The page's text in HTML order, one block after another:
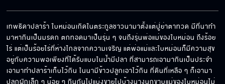
เทพธิดาปลาร้า ใบหม่อนเกิดในตระกูลชาวนามาตั้งแต่ปู่ย่าตาทวด มีที่นาทำ
มาหากินเป็นมรดก ตกทอดมาเป็นรุ่น ๆ จนถึงรุ่นพ่อแม่ของใบหม่อน ถึงร้อย
ไร่ แต่เป็นร้อยไร่ที่ห่างไกลจากความเจริญ แต่พ่อแม่และใบหม่อนก็มีความสุข
อยู่กับความพอเพียงที่ได้รับแบบในน้ำมีปลา ที่สามารถเอามากินเป็นประจำ
เอามาทำปลาร้าเก็บไว้กิน ในนามีข้าวปลูกเอาไว้กิน ที่ดินที่เหลือ ๆ ก็เอามา
ปลูกผักเล็ก ๆ น้อย ๆ กินกันไปแบ่งขายไปบ้างนางนกขาบแม่ของใบหม่อนไม่